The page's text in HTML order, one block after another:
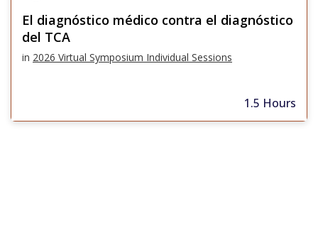
El diagnóstico médico contra el diagnóstico
del TCA
in 2026 Virtual Symposium Individual Sessions
1.5 Hours